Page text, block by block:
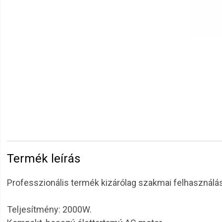
Termék leírás
Professzionális termék kizárólag szakmai
Teljesítmény: 2000W.